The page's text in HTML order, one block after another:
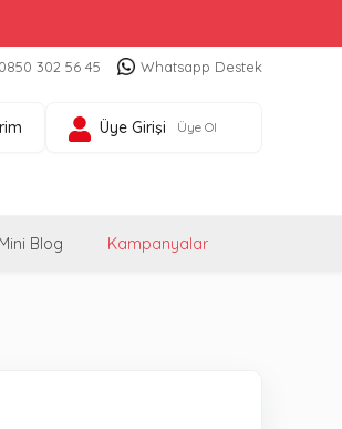
0850 302 56 45 Whatsapp Destek
Üye Girişi Üye Ol
Mini Blog Kampanyalar